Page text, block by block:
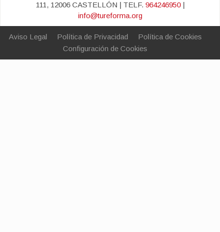
111, 12006 CASTELLÓN | TELF. 964246950|
info@tureforma.org
Aviso Legal Política de Privacidad
Política de Cookies
Configuración de Cookies